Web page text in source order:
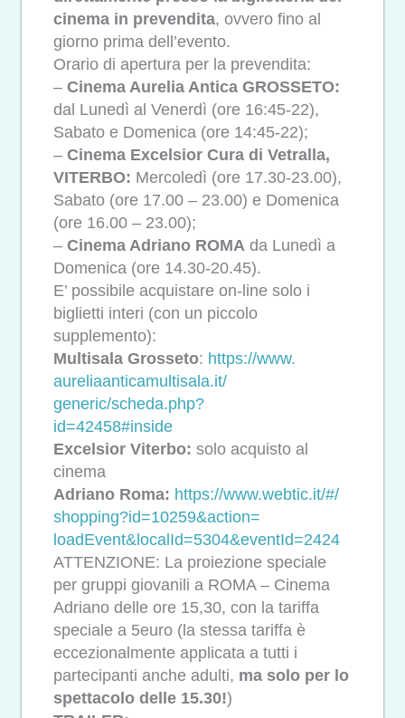
cinema in prevendita, ovvero fino al
giorno prima dell’evento.
Orario di apertura per la prevendita:
– Cinema Aurelia Antica GROSSETO:
dal Lunedì al Venerdì (ore 16:45-22),
Sabato e Domenica (ore 14:45-22);
– Cinema Excelsior Cura di Vetralla,
VITERBO: Mercoledì (ore 17.30-23.00),
Sabato (ore 17.00 – 23.00) e Domenica
(ore 16.00 – 23.00);
– Cinema Adriano ROMA da Lunedì a
Domenica (ore 14.30-20.45).
E’ possibile acquistare on-line solo i
biglietti interi (con un piccolo
supplemento):
Multisala Grosseto: https://www.
aureliaanticamultisala.it/
generic/scheda.php?
id=42458#inside
Excelsior Viterbo: solo acquisto al
cinema
Adriano Roma: https://www.webtic.it/#/
shopping?id=10259&action=
loadEvent&localId=5304&eventId=2424
ATTENZIONE: La proiezione speciale
per gruppi giovanili a ROMA – Cinema
Adriano delle ore 15,30, con la tariffa
speciale a 5euro (la stessa tariffa è
eccezionalmente applicata a tutti i
partecipanti anche adulti, ma solo per lo
spettacolo delle 15.30!)